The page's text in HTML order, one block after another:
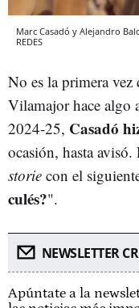
Marc Casadó y Alejandro
REDES
No es la primera vez
Vilamajor hace algo
2024-25, Casadó
ocasión, hasta
storie con el
culés?".
NEWSLETTER
Apúntate a la